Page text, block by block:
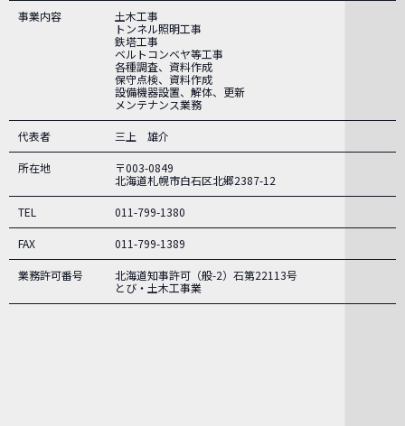
事業内容
土木工事
トンネル照明工事
鉄塔工事
ベルトコンベヤ等工事
各種調査、資料作成
保守点検、資料作成
設備機器設置、解体、更新
メンテナンス業務
代表者 三上 雄介
所在地
〒003-0849
北海道札幌市白石区北郷2387-12
TEL 011-799-1380
FAX 011-799-1389
業務許可番号
北海道知事許可（般-2）石第22113号
とび・土木工事業